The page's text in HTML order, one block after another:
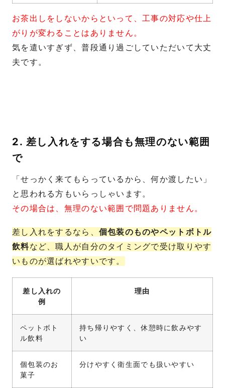
お茶出しをしないからといって、工事の対応や仕上
がりが変わることはありません。
気を遣いすぎず、普段通り過ごしていただいて大丈
夫です。
2. 差し入れをする場合も無理のない範囲
で
「せっかく来てもらっているから、何か渡したい」
と思われる方もいらっしゃいます。
その場合は、無理のない範囲で問題ありません。
差し入れをするなら、 個包装のものやペットボトル
飲料など、職人が自分のタイミングで受け取りやす
いものが選ばれやすいです。
差し入れの
例
理由
ペットボト
ル飲料
持ち帰りやすく、休憩時に飲みやす
い
個包装のお
菓子
分けやすく衛生面でも扱いやすい